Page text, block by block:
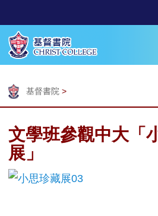
基督書院 >
文學班參觀中大「
展」